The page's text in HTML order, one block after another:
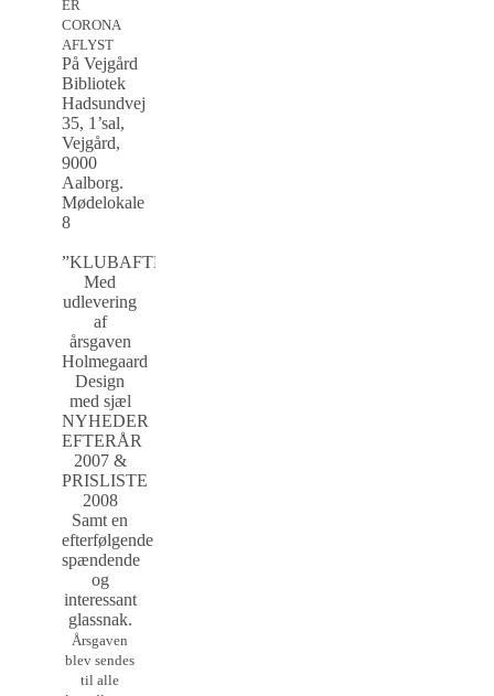
ER
CORONA
AFLYST
På Vejgård
Bibliotek
Hadsundvej
35, 1’sal,
Vejgård,
9000
Aalborg.
Mødelokale
8
”KLUBAFTEN”
Med
udlevering
af
årsgaven
Holmegaard
Design
med sjæl
NYHEDER
EFTERÅR
2007 &
PRISLISTE
2008
Samt en
efterfølgende
spændende
og
interessant
glassnak.
Årsgaven
blev sendes
til alle